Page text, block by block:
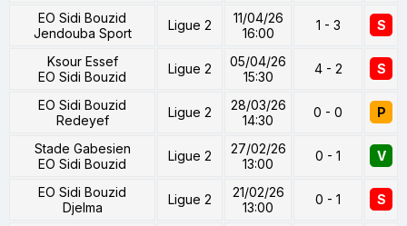
EO Sidi Bouzid
Jendouba Sport
Ligue 2
11/04/26
16:00
1 - 3 S
Ksour Essef
EO Sidi Bouzid
Ligue 2
05/04/26
15:30
4 - 2 S
EO Sidi Bouzid
Redeyef
Ligue 2
28/03/26
14:30
0 - 0 P
Stade Gabesien
EO Sidi Bouzid
Ligue 2
27/02/26
13:00
0 - 1 V
EO Sidi Bouzid
Djelma
Ligue 2
21/02/26
13:00
0 - 1 S